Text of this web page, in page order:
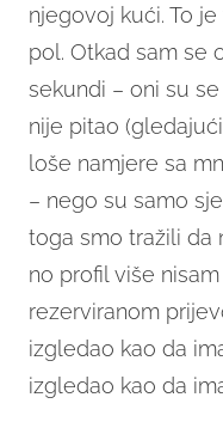
njegovoj kući. To
pol. Otkad sam se
sekundi – oni su
nije pitao
loše namjere sa
– nego su samo
toga smo tražili da
no profil više
rezerviranom
izgledao kao da
izgledao kao da